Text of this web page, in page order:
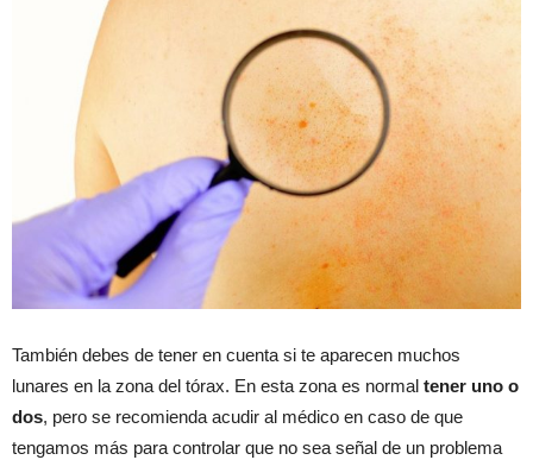
También debes de tener en cuenta si te aparecen muchos
lunares en la zona del tórax. En esta zona es normal tener uno o
dos, pero se recomienda acudir al médico en caso de que
tengamos más para controlar que no sea señal de un problema